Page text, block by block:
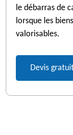
le débarras de
lorsque les
valorisables.
Devis